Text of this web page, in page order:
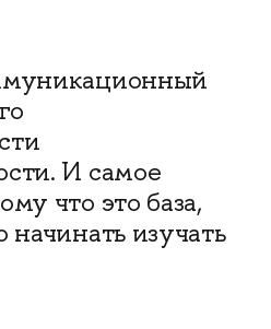
И самое
что это база,
начинать изучать